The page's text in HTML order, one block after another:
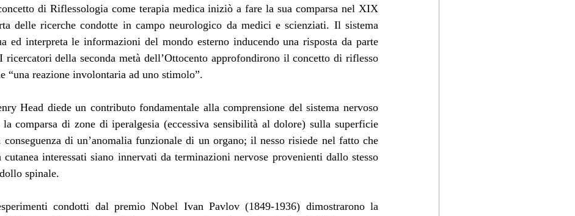
di Riflessologia come terapia medica iniziò a fare la sua comparsa nel XIX
delle ricerche condotte in campo neurologico da medici e scienziati. Il sistema
ed interpreta le informazioni del mondo esterno inducendo una risposta da parte
ricercatori della seconda metà dell’Ottocento approfondirono il concetto di riflesso
“una reazione involontaria ad uno stimolo”.
Head diede un contributo fondamentale alla comprensione del sistema nervoso
la comparsa di zone di iperalgesia (eccessiva sensibilità al dolore) sulla superficie
conseguenza di un’anomalia funzionale di un organo; il nesso risiede nel fatto che
cutanea interessati siano innervati da terminazioni nervose provenienti dallo stesso
spinale.
condotti dal premio Nobel Ivan Pavlov (1849-1936) dimostrarono la